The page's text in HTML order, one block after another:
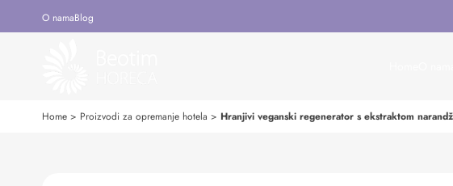
O namaBlog
Home > Proizvodi za opremanje hotela > Hranjivi veganski regenerator s ekstraktom